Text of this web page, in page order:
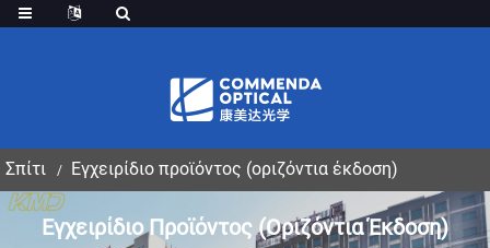
Σπίτι Εγχειρίδιο προϊόντος (οριζόντια έκδοση)
Εγχειρίδιο Προϊόντος (οριζόντια Έκδοση)